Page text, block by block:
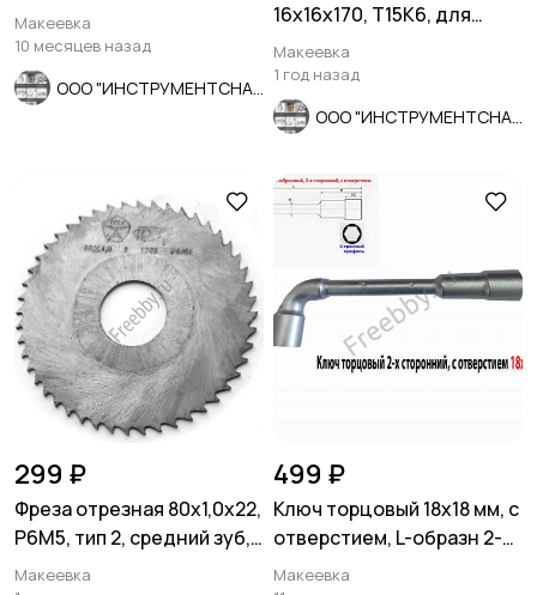
Макеевка
10 месяцев назад
16х16х170, Т15К6, для
внутренней резьбы, 2662-
0005.
Макеевка
1 год назад
299 ₽
Фреза отрезная 80х1,0х22,
Р6М5, тип 2, средний зуб,
Z48, СССР.
Макеевка
499 ₽
Ключ торцовый 18х18 мм, с
отверстием, L-образн 2-х
сторонний, Cr-V.
Макеевка